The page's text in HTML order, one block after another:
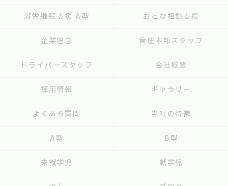
就労継続支援 A型 おとな相談支援
企業理念 管理本部スタッフ
ドライバースタッフ 会社概要
採用情報 ギャラリー
よくある質問 当社の特徴
A型 B型
未就学児 就学児